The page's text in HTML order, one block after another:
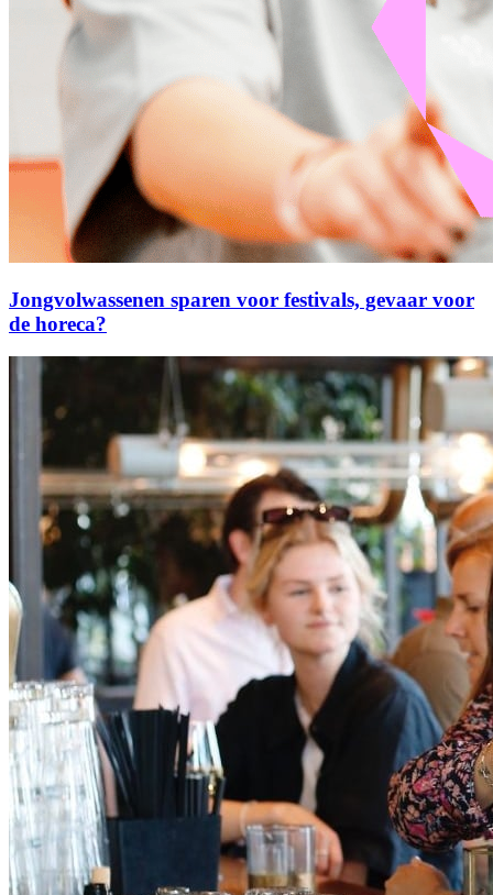
Jongvolwassenen sparen voor festivals, gevaar voor
de horeca?